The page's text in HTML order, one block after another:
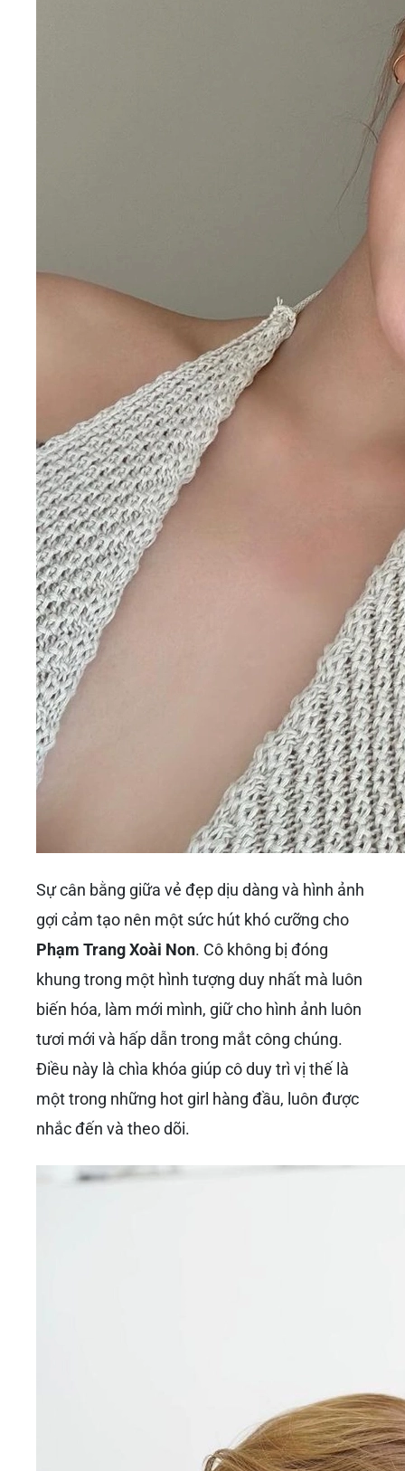
Sự cân bằng giữa vẻ đẹp dịu dàng và hình ảnh
gợi cảm tạo nên một sức hút khó cưỡng cho
Phạm Trang Xoài Non. Cô không bị đóng
khung trong một hình tượng duy nhất mà luôn
biến hóa, làm mới mình, giữ cho hình ảnh luôn
tươi mới và hấp dẫn trong mắt công chúng.
Điều này là chìa khóa giúp cô duy trì vị thế là
một trong những hot girl hàng đầu, luôn được
nhắc đến và theo dõi.